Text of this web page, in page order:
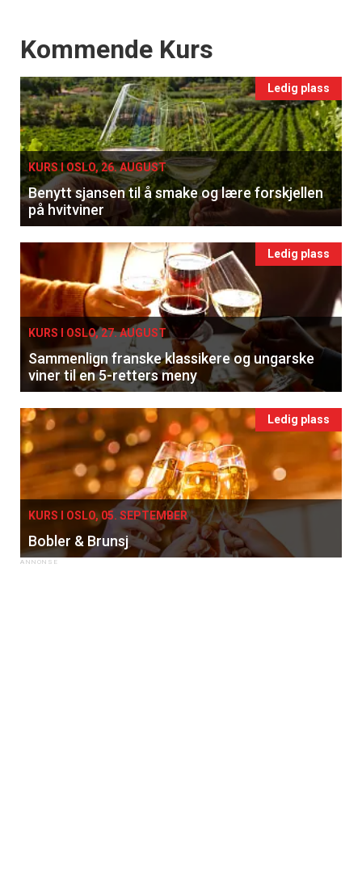
Events
Kommende Kurs
Ledig plass
KURS I OSLO, 26. AUGUST
Benytt sjansen til å smake og lære forskjellen
på hvitviner
Ledig plass
KURS I OSLO, 27. AUGUST
Sammenlign franske klassikere og ungarske
viner til en 5-retters meny
Ledig plass
KURS I OSLO, 05. SEPTEMBER
Bobler & Brunsj